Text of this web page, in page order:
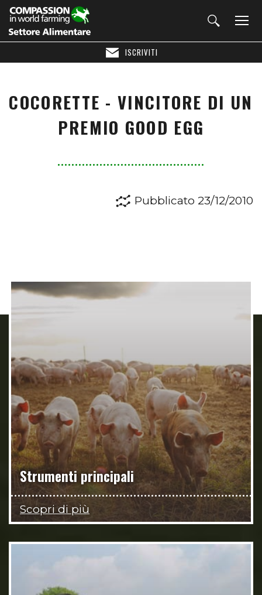
ISCRIVITI
COCORETTE - VINCITORE DI UN
PREMIO GOOD EGG
Pubblicato 23/12/2010
Strumenti principali
Scopri di più